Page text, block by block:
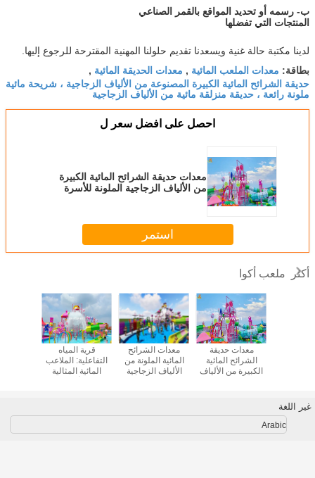
ب- رسمه أو تحديد المواقع بالقمر الصناعي
المنتجات التي تفضلها
لدينا مكتبة حالة غنية ويسعدنا تقديم حلولنا المهنية المقترحة للرجوع إليها.
بطاقة: معدات الملعب المائية , معدات الحديقة المائية ,
حديقة الشرائح المائية الكبيرة المصنوعة من الألياف الزجاجية ، شريحة مائية
ملونة رائعة ، حديقة منزلقة مائية من الألياف الزجاجية
احصل على افضل سعر ل
معدات حديقة الشرائح المائية الكبيرة
من الألياف الزجاجية الملونة للأسرة
استمر
أكثر ملعب أكوا
قرية المياه
التفاعلية: الملاعب
المائية المثالية
معدات الشرائح
المائية الملونة من
الألياف الزجاجية
معدات حديقة
الشرائح المائية
الكبيرة من الألياف
غير اللغة
Arabic